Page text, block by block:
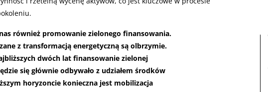
również promowanie zielonego finansowania.
z transformacją energetyczną są olbrzymie.
dwóch lat finansowanie zielonej
się głównie odbywało z udziałem środków
horyzoncie konieczna jest mobilizacja